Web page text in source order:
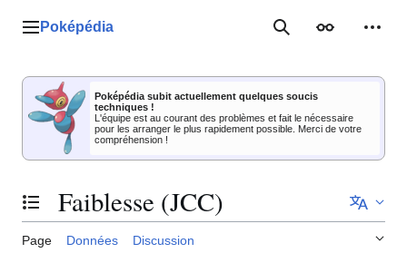
Menu principal
Poképédia RechercherApparence
Poképédia subit actuellement quelques soucis
techniques !
L'équipe est au courant des problèmes et fait le nécessaire
pour les arranger le plus rapidement possible. Merci de votre
compréhension !
Basculer la table des matières
Faiblesse (JCC)
Page Données Discussion